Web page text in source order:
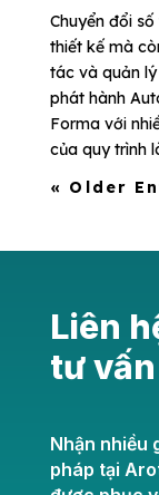
Chuyển đổi
thiết kế mà
tác và quản
phát hành
Forma với
của quy trình
« Older
Liên
tư
Nhận nhiều
pháp tại